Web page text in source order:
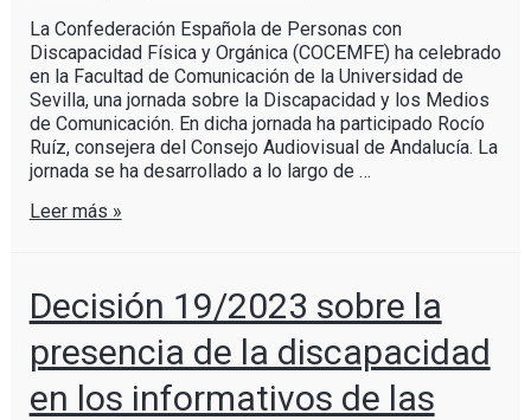
La Confederación Española de Personas con
Discapacidad Física y Orgánica (COCEMFE) ha celebrado
en la Facultad de Comunicación de la Universidad de
Sevilla, una jornada sobre la Discapacidad y los Medios
de Comunicación. En dicha jornada ha participado Rocío
Ruíz, consejera del Consejo Audiovisual de Andalucía. La
jornada se ha desarrollado a lo largo de …
Leer más »
Decisión 19/2023 sobre la
presencia de la discapacidad
en los informativos de las